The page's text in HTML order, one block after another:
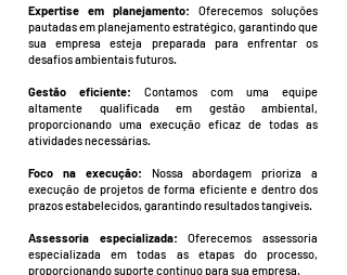
Expertise em planejamento: Oferecemos soluções
pautadas em planejamento estratégico, garantindo que
sua empresa esteja preparada para enfrentar os
desafios ambientais futuros.
Gestão eficiente: Contamos com uma equipe
altamente qualificada em gestão ambiental,
proporcionando uma execução eficaz de todas as
atividades necessárias.
Foco na execução: Nossa abordagem prioriza a
execução de projetos de forma eficiente e dentro dos
prazos estabelecidos, garantindo resultados tangíveis.
Assessoria especializada: Oferecemos assessoria
especializada em todas as etapas do processo,
proporcionando suporte contínuo para sua empresa.